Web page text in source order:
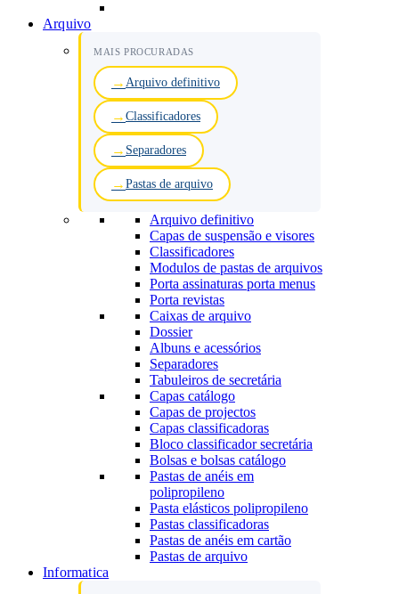
Arquivo
MAIS PROCURADAS
Arquivo definitivo
Classificadores
Separadores
Pastas de arquivo
Arquivo definitivo
Capas de suspensão e visores
Classificadores
Modulos de pastas de arquivos
Porta assinaturas porta menus
Porta revistas
Caixas de arquivo
Dossier
Albuns e acessórios
Separadores
Tabuleiros de secretária
Capas catálogo
Capas de projectos
Capas classificadoras
Bloco classificador secretária
Bolsas e bolsas catálogo
Pastas de anéis em
polipropileno
Pasta elásticos polipropileno
Pastas classificadoras
Pastas de anéis em cartão
Pastas de arquivo
Informatica